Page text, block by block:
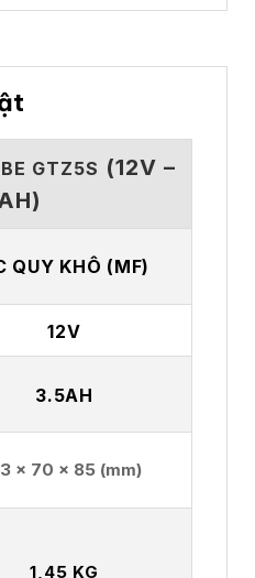
GTZ5S (12V –
QUY KHÔ (MF)
12V
3.5AH
x 70 x 85 (mm)
1,45 KG